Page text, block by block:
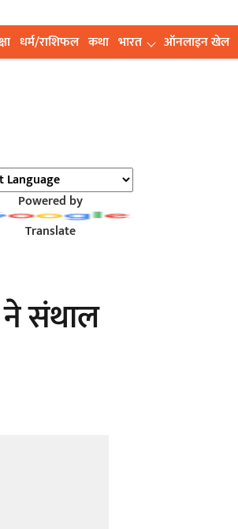
धर्म/राशिफल कथा भारत ऑनलाइन खेल
Powered by
Translate
ने संथाल